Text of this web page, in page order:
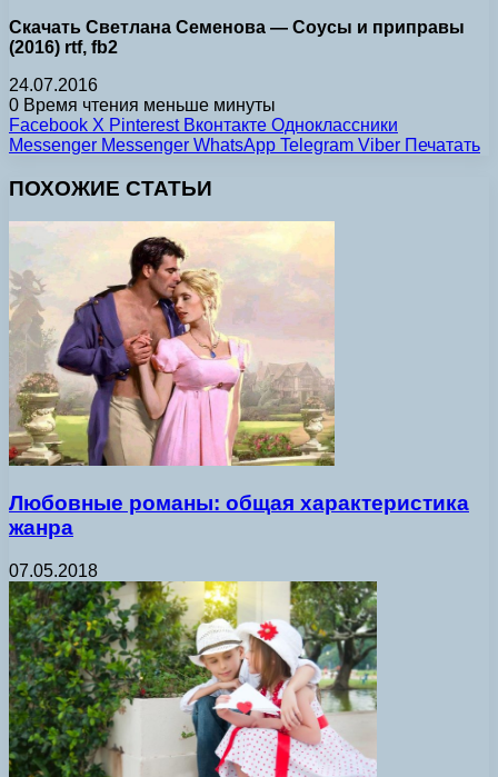
Скачать Светлана Семенова — Соусы и приправы
(2016) rtf, fb2
24.07.2016
0 Время чтения меньше минуты
Facebook X Pinterest Вконтакте Одноклассники
Messenger Messenger WhatsApp Telegram Viber Печатать
ПОХОЖИЕ СТАТЬИ
Любовные романы: общая характеристика
жанра
07.05.2018